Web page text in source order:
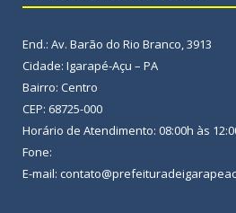
End.: Av. Barão do Rio Branco, 3913
Cidade: Igarapé-Açu – PA
Bairro: Centro
CEP: 68725-000
Horário de Atendimento: 08:00h às
Fone:
E-mail: